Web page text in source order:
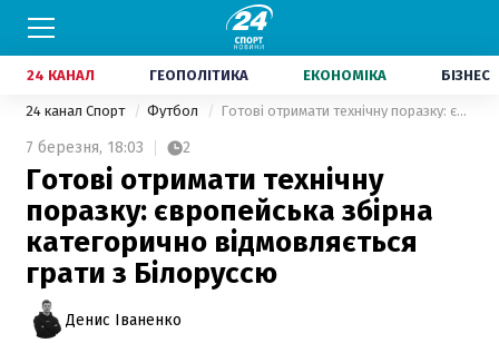
24 КАНАЛ ГЕОПОЛІТИКА ЕКОНОМІКА БІЗНЕС
24 канал Спорт Футбол Готові отримати технічну поразку: європейська збірна категорично відмовляється грати з Білоруссю
7 березня, 18:03 2
Готові отримати технічну
поразку: європейська збірна
категорично відмовляється
грати з Білоруссю
Денис Іваненко